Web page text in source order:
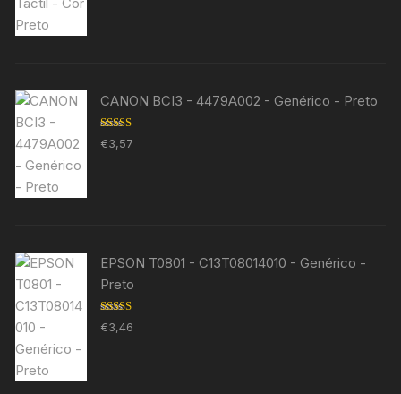
CANON BCI3 - 4479A002 - Genérico - Preto
Avaliação
5.00de 5
€3,57
EPSON T0801 - C13T08014010 - Genérico -
Preto
Avaliação
5.00 de 5
€3,46